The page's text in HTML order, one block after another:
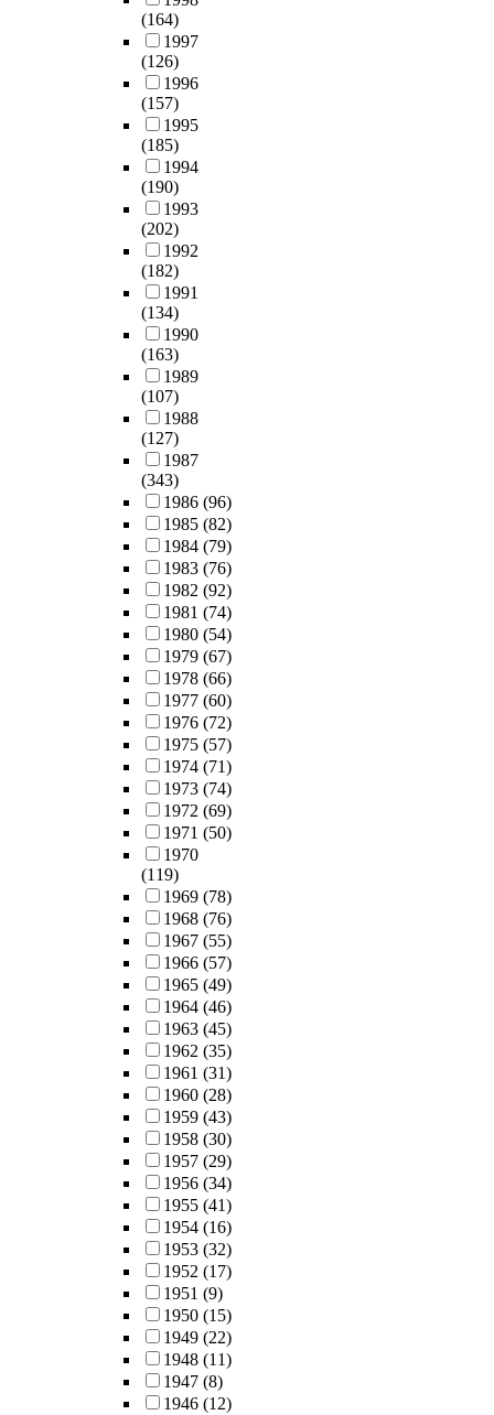
(164)
1997
(126)
1996
(157)
1995
(185)
1994
(190)
1993
(202)
1992
(182)
1991
(134)
1990
(163)
1989
(107)
1988
(127)
1987
(343)
1986 (96)
1985 (82)
1984 (79)
1983 (76)
1982 (92)
1981 (74)
1980 (54)
1979 (67)
1978 (66)
1977 (60)
1976 (72)
1975 (57)
1974 (71)
1973 (74)
1972 (69)
1971 (50)
1970
(119)
1969 (78)
1968 (76)
1967 (55)
1966 (57)
1965 (49)
1964 (46)
1963 (45)
1962 (35)
1961 (31)
1960 (28)
1959 (43)
1958 (30)
1957 (29)
1956 (34)
1955 (41)
1954 (16)
1953 (32)
1952 (17)
1951 (9)
1950 (15)
1949 (22)
1948 (11)
1947 (8)
1946 (12)